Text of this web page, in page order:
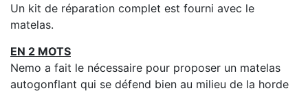
Un kit de réparation complet est fourni avec le
matelas.
EN 2 MOTS
Nemo a fait le nécessaire pour proposer un matelas
autogonflant qui se défend bien au milieu de la horde